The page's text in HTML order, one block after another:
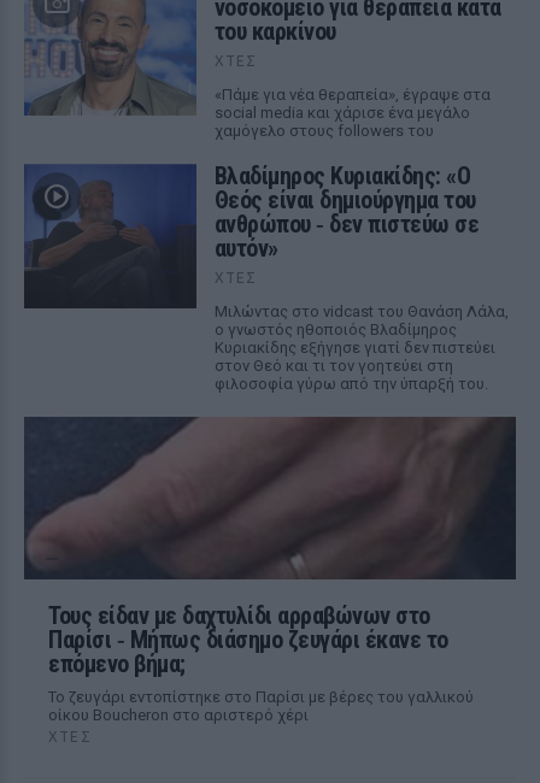
νοσοκομείο για θεραπεία κατά
του καρκίνου
ΧΤΕΣ
«Πάμε για νέα θεραπεία», έγραψε στα
social media και χάρισε ένα μεγάλο
χαμόγελο στους followers του
Βλαδίμηρος Κυριακίδης: «Ο
Θεός είναι δημιούργημα του
ανθρώπου ‑ δεν πιστεύω σε
αυτόν»
ΧΤΕΣ
Μιλώντας στο vidcast του Θανάση Λάλα,
ο γνωστός ηθοποιός Βλαδίμηρος
Κυριακίδης εξήγησε γιατί δεν πιστεύει
στον Θεό και τι τον γοητεύει στη
φιλοσοφία γύρω από την ύπαρξή του.
Τους είδαν με δαχτυλίδι αρραβώνων στο
Παρίσι ‑ Μήπως διάσημο ζευγάρι έκανε το
επόμενο βήμα;
Το ζευγάρι εντοπίστηκε στο Παρίσι με βέρες του γαλλικού
οίκου Boucheron στο αριστερό χέρι
ΧΤΕΣ